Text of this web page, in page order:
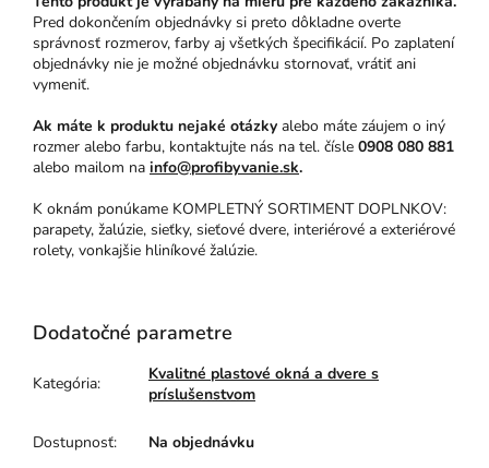
Pred dokončením objednávky si preto dôkladne overte
správnosť rozmerov, farby aj všetkých špecifikácií. Po zaplatení
objednávky nie je možné objednávku stornovať, vrátiť ani
vymeniť.
Ak máte k produktu nejaké otázky alebo máte záujem o iný
rozmer alebo farbu, kontaktujte nás na tel. čísle 0908 080 881
alebo mailom na info@profibyvanie.sk.
K oknám ponúkame KOMPLETNÝ SORTIMENT DOPLNKOV:
parapety, žalúzie, sieťky, sieťové dvere, interiérové a exteriérové
rolety, vonkajšie hliníkové žalúzie.
Dodatočné parametre
Kategória:
Kvalitné plastové okná a dvere s
príslušenstvom
Dostupnosť: Na objednávku